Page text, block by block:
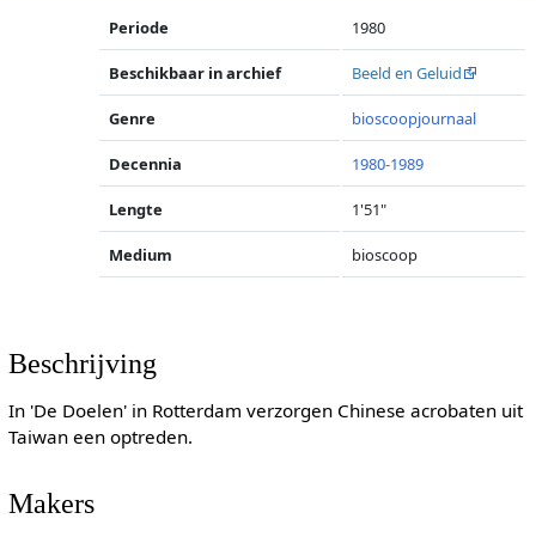
Periode 1980
Beschikbaar in archief Beeld en Geluid
Genre bioscoopjournaal
Decennia 1980-1989
Lengte 1'51"
Medium bioscoop
Beschrijving
In 'De Doelen' in Rotterdam verzorgen Chinese acrobaten uit
Taiwan een optreden.
Makers